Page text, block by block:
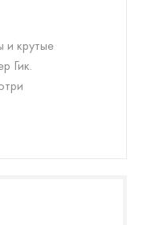
и крутые
Гик.